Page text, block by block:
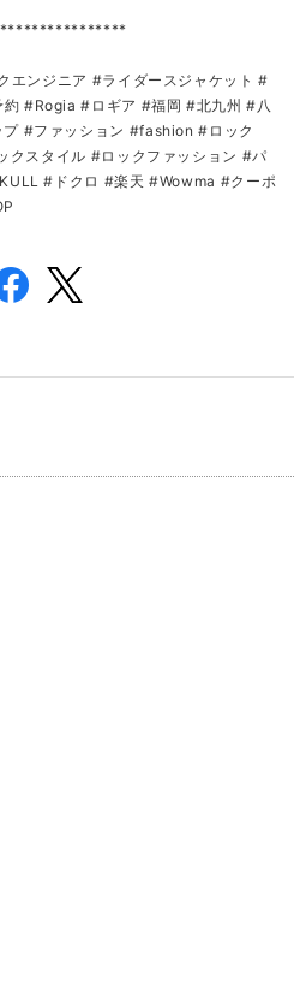
エンジニア #ライダースジャケット #
約 #Rogia #ロギア #福岡 #北九州 #八
#ファッション #fashion #ロック
スタイル #ロックファッション #パ
#ドクロ #楽天 #Wowma #クーポ